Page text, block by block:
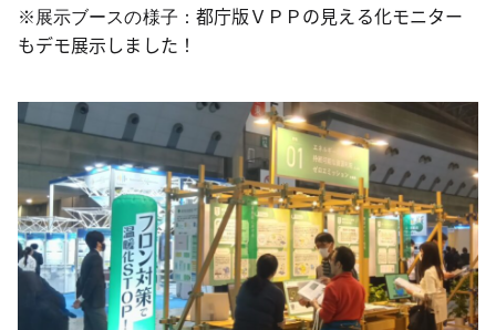
※展示ブースの様子： 都庁版ＶＰＰの見える化モニター
もデモ展示しました！